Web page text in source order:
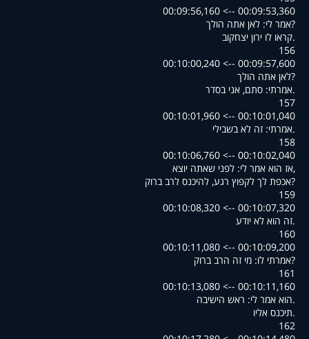
00:09:53,360 --> 00:09:56,160
?אמר לי: לאן אתה הולך
.קראו לו ירון יצחקוב
156
00:09:57,600 --> 00:10:00,240
?לאן אתה הולך
.אמרתי: סתם, אני בסדר
157
00:10:01,040 --> 00:10:01,960
.אמרתי: זה לא בשבילי
158
00:10:02,040 --> 00:10:06,760
,אז הוא אמר לי: לפני שאתה יוצא
?אכפת לך לקפוץ רגע, להיכנס לרב ברוק
159
00:10:07,320 --> 00:10:08,320
.זה הוא לא יודע
160
00:10:09,200 --> 00:10:11,080
?אמרתי לו: מי זה הרב ברוק
161
00:10:11,160 --> 00:10:13,080
.הוא אמר לי: ראש הישיבה
.תיכנס אליו
162